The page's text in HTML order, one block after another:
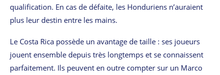
qualification. En cas de défaite, les Honduriens n’auraient
plus leur destin entre les mains.
Le Costa Rica possède un avantage de taille : ses joueurs
jouent ensemble depuis très longtemps et se connaissent
parfaitement. Ils peuvent en outre compter sur un Marco